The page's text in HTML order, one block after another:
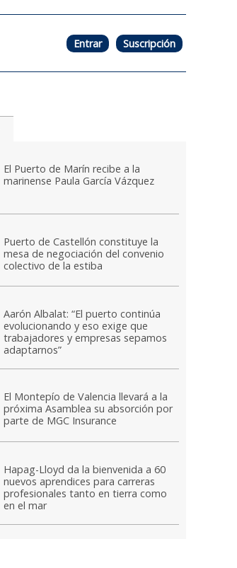
Entrar Suscripción
El Puerto de Marín recibe a la
marinense Paula García Vázquez
Puerto de Castellón constituye la
mesa de negociación del convenio
colectivo de la estiba
Aarón Albalat: “El puerto continúa
evolucionando y eso exige que
trabajadores y empresas sepamos
adaptarnos”
El Montepío de Valencia llevará a la
próxima Asamblea su absorción por
parte de MGC Insurance
Hapag-Lloyd da la bienvenida a 60
nuevos aprendices para carreras
profesionales tanto en tierra como
en el mar